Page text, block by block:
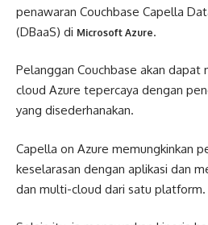
penawaran Couchbase Capella
(DBaaS) di Microsoft Azure.
Pelanggan Couchbase akan
cloud Azure tepercaya dengan
yang disederhanakan.
Capella on Azure memungkinkan
keselarasan dengan aplikasi dan
dan multi-cloud dari satu platform.